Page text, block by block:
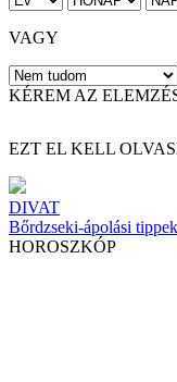
VAGY
KÉREM AZ
EZT EL KELL
DIVAT
Bőrdzseki-ápolási
HOROSZKÓP